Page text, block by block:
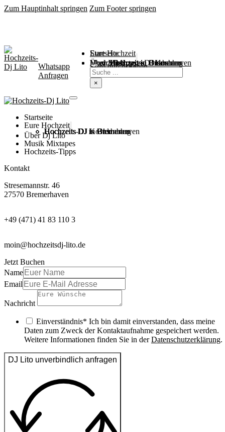
Zum Hauptinhalt springen Zum Footer springen
Startseite
Eure Hochzeit
Hochzeit in Bremen
Hochzeit in Bremerhaven
Hochzeit in Cuxhaven
Hochzeit in Oldenburg
Hochzeits-DJ Kosten
Über Mich
Music / Mixtapes
Hochzeitstipps
Seite durchsuchen
Suchen
×
Whatsapp
Anfragen
Startseite
Eure Hochzeit
Hochzeits DJ in Bremen
Hochzeits DJ in Bremerhaven
Hochzeits DJ in Cuxhaven
Hochzeits DJ in Oldenburg
Hochzeits-DJ Kosten
Über Dj Lito
Musik Mixtapes
Hochzeits-Tipps
Kontakt
Stresemannstr. 46
27570 Bremerhaven
+49 (471) 41 83 110 3
moin@hochzeitsdj-lito.de
Jetzt Buchen
Name
Email
Nachricht
Einverständnis* Ich bin damit einverstanden, dass meine
Daten zum Zweck der Kontaktaufnahme gespeichert werden.
Weitere Informationen finden Sie in derDatenschutzerklärung.
DJ Lito unverbindlich anfragen